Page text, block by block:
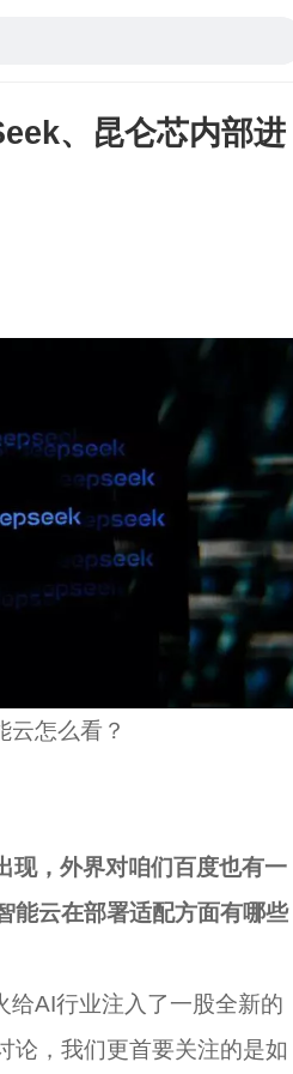
、昆仑芯内部进
云怎么看？
现，外界对咱们百度也有一
能云在部署适配方面有哪些
AI行业注入了一股全新的
论，我们更首要关注的是如